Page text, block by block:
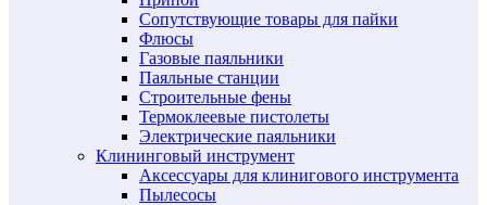
Сопутствующие товары для пайки
Флюсы
Газовые паяльники
Паяльные станции
Строительные фены
Термоклеевые пистолеты
Электрические паяльники
Клининговый инструмент
Аксессуары для клинигового инструмента
Пылесосы